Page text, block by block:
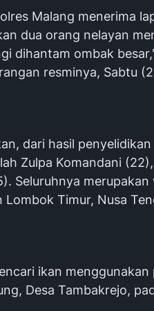
Malang menerima
dua orang nelayan
dihantam ombak
resminya, Sabtu
dari hasil
Zulpa Komandani
Seluruhnya merupakan
Timur, Nusa
ikan
Desa Tambakrejo,